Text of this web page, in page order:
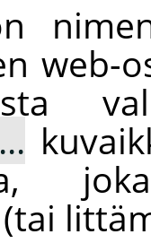
web-